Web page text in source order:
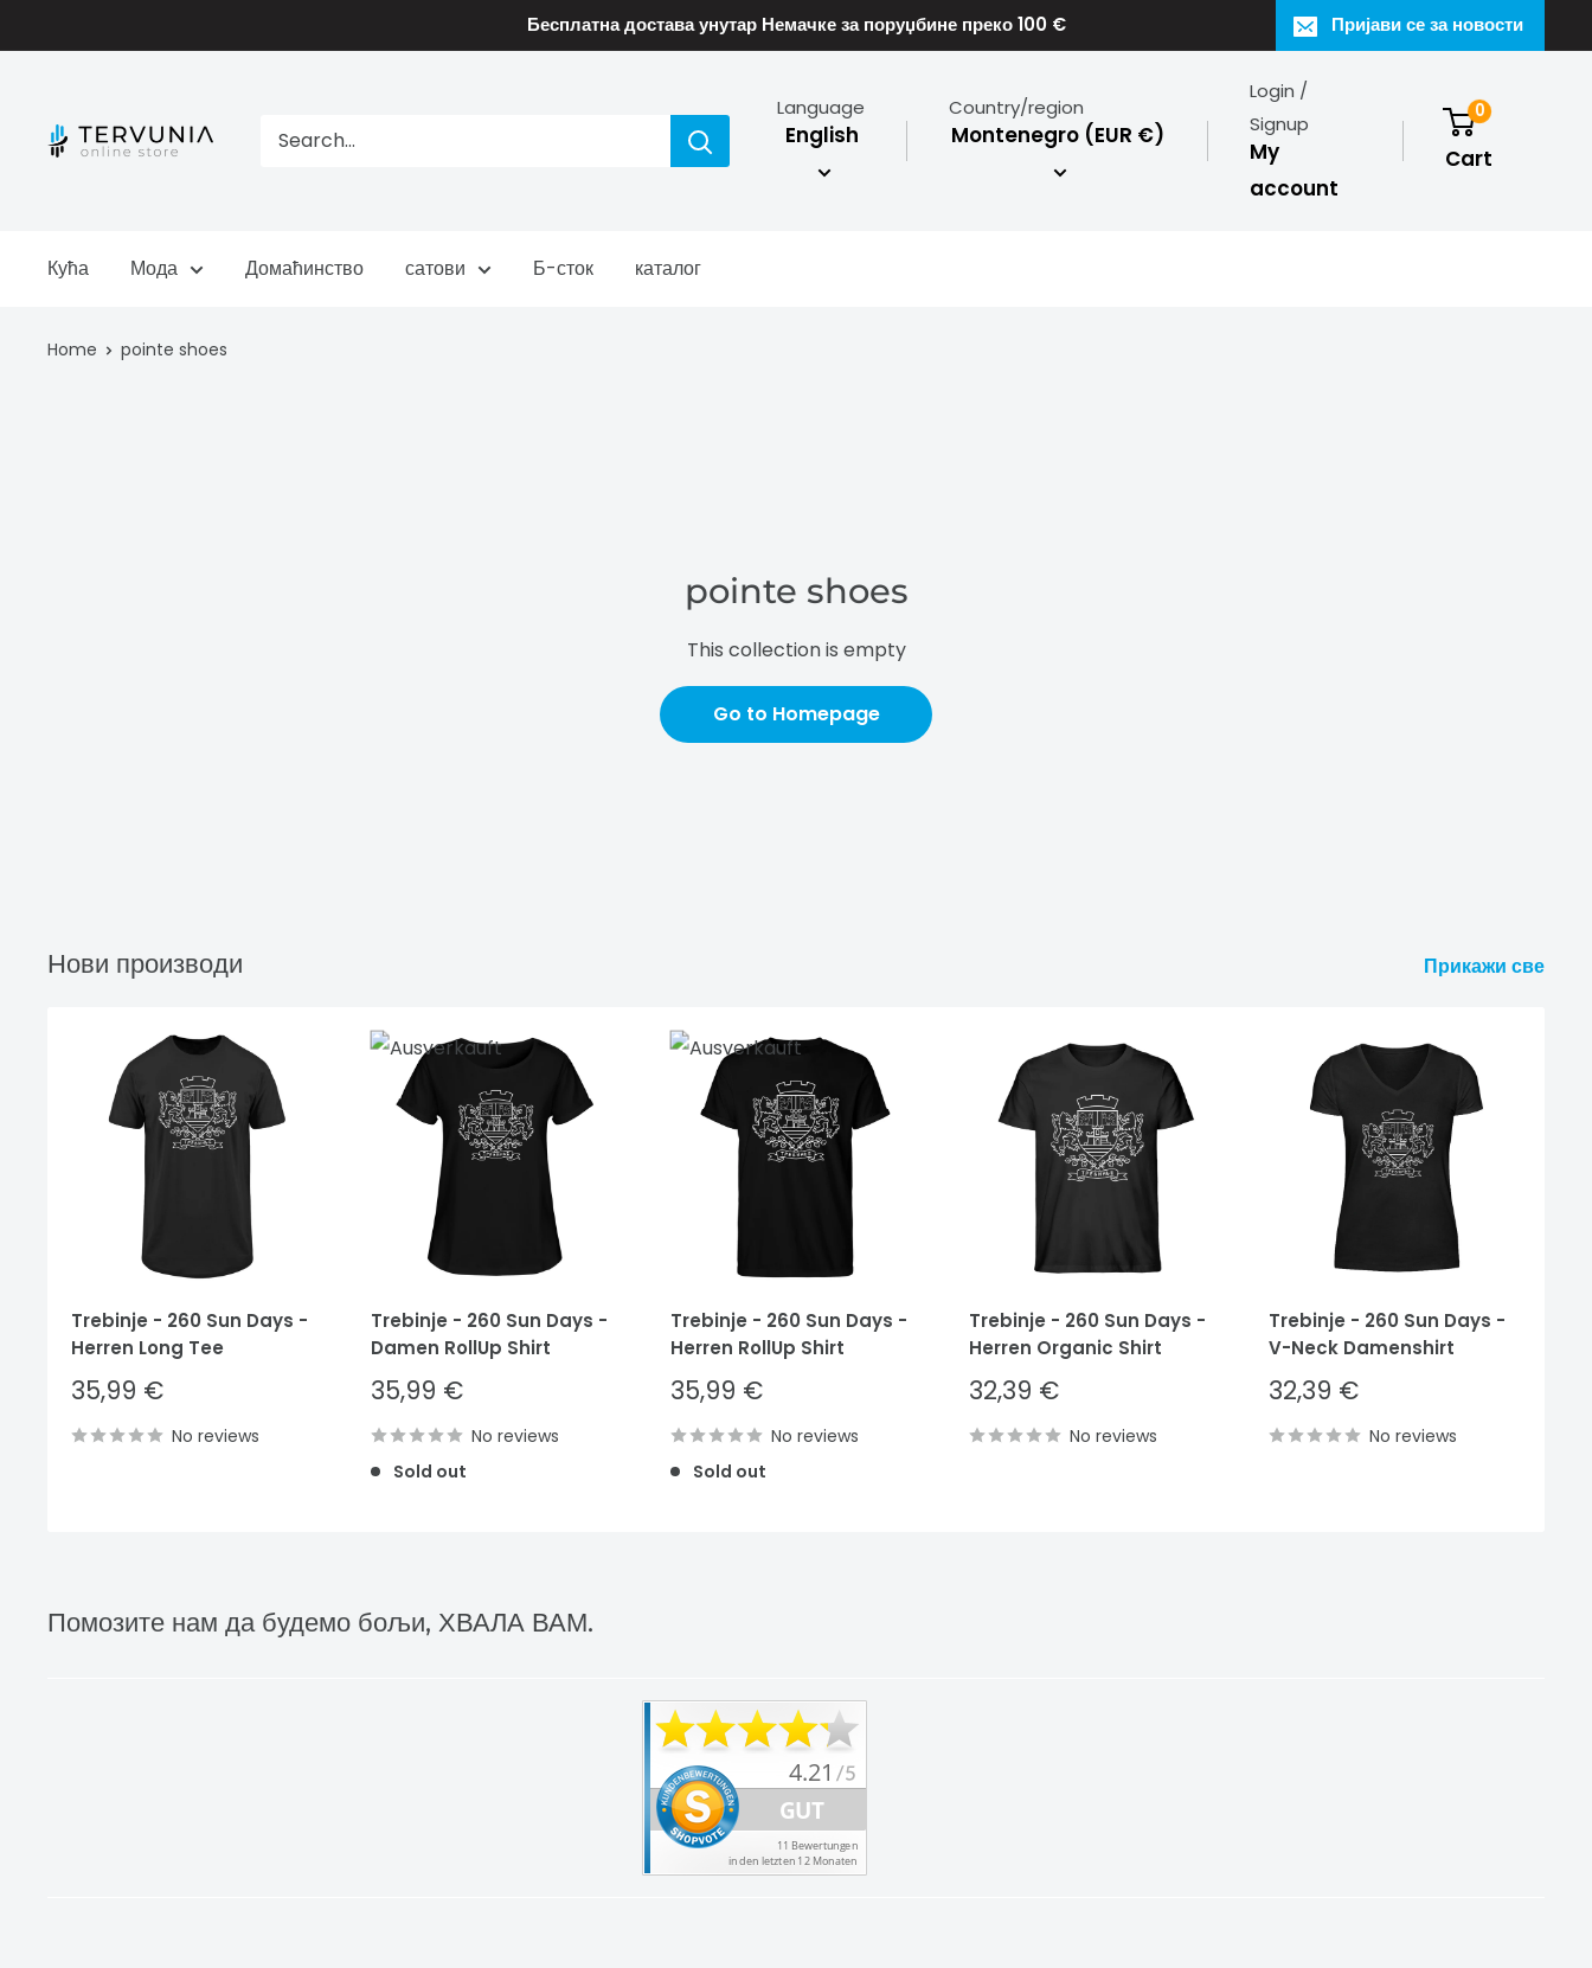
to
Бесплатна достава унутар Немачке за поруџбине преко 100 € Пријави се за новости
TERVUNIA
Language
English
Country/region
Montenegro (EUR €)
Login /
Signup
My
account
0
Cart
Кућа Мода Домаћинство сатови Б-сток каталог
Home pointe shoes
pointe shoes
This collection is empty
Go to Homepage
Нови производи Прикажи све
Trebinje - 260 Sun Days -
Herren Long Tee
Sale
price
35,99 €
No reviews
Trebinje - 260 Sun Days -
Damen RollUp Shirt
Sale
price
35,99 €
No reviews
Sold out
Trebinje - 260 Sun Days -
Herren RollUp Shirt
Sale
price
35,99 €
No reviews
Sold out
Trebinje - 260 Sun Days -
Herren Organic Shirt
Sale
price
32,39 €
No reviews
Trebinje - 260 Sun Days -
V-Neck Damenshirt
Sale
price
32,39 €
No reviews
Помозите нам да будемо бољи, ХВАЛА ВАМ.